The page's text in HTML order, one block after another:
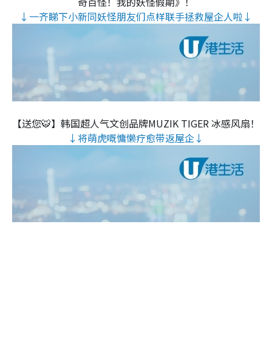
↓一齐睇下小新同妖怪朋友们点样联手拯救屋企人啦↓
【送您🐯】韩国超人气文创品牌MUZIK TIGER 冰感风扇！
↓将萌虎嘅慵懒疗愈带返屋企↓